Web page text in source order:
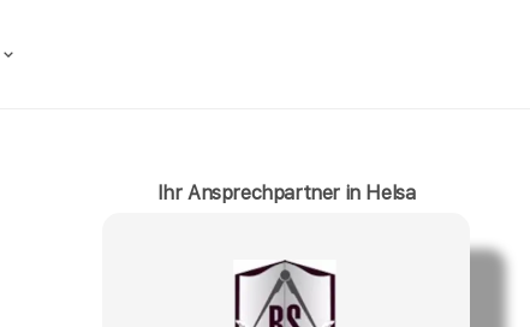
Ihr Ansprechpartner in Helsa